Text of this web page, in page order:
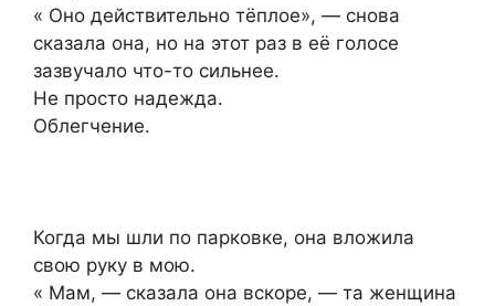
« Оно действительно тёплое», — снова
сказала она, но на этот раз в её голосе
зазвучало что-то сильнее.
Не просто надежда.
Облегчение.
Когда мы шли по парковке, она вложила
свою руку в мою.
« Мам, — сказала она вскоре, — та женщина